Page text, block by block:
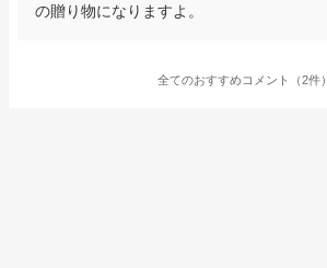
の贈り物になりますよ。
全てのおすすめコメント（2件）